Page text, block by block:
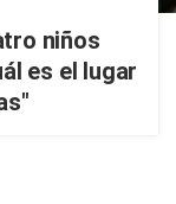
niños
es el lugar